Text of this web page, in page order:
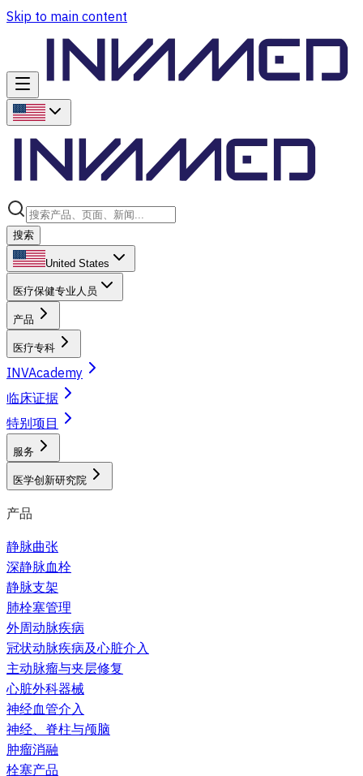
Skip to main content
搜索
United States
医疗保健专业人员
产品
医疗专科
INVAcademy
临床证据
特别项目
服务
医学创新研究院
产品
静脉曲张
深静脉血栓
静脉支架
肺栓塞管理
外周动脉疾病
冠状动脉疾病及心脏介入
主动脉瘤与夹层修复
心脏外科器械
神经血管介入
神经、脊柱与颅脑
肿瘤消融
栓塞产品